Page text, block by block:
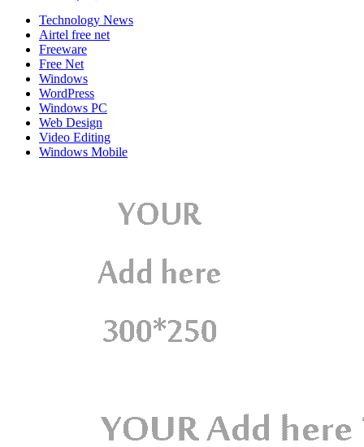
Technology News
Airtel free net
Freeware
Free Net
Windows
WordPress
Windows PC
Web Design
Video Editing
Windows Mobile